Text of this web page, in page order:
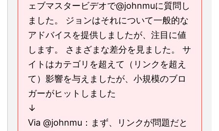
ェブマスタービデオで@johnmuに質問し
ました。 ジョンはそれについて一般的な
アドバイスを提供しましたが、注目に値
します。 さまざまな差分を見ました。 サ
イトはカテゴリを超えて（リンクを超え
て）影響を与えましたが、小規模のブロ
ガーがヒットしました
↓
Via @johnmu：まず、リンクが問題だと